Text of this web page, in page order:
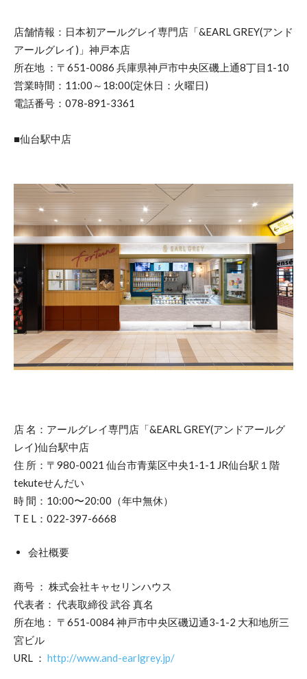
店舗情報：日本初アールグレイ専門店「&EARL GREY(アンド
アールグレイ)」神戸本店
所在地 ：〒651-0086 兵庫県神戸市中央区磯上通8丁目1-10
営業時間：11:00～18:00(定休日：火曜日)
電話番号：078-891-3361
■仙台駅中店
店 名：アールグレイ専門店「&EARL GREY(アンドアールグ
レイ)仙台駅中店
住 所：〒980-0021 仙台市青葉区中央1-1-1 JR仙台駅１階
tekuteせんだい
時 間：10:00〜20:00（年中無休）
T E L：022-397-6668
会社概要
商号 ： 株式会社キャセリンハウス
代表者： 代表取締役 武谷 真名
所在地： 〒651-0084 神戸市中央区磯辺通3-1-2 大和地所三
宮ビル
URL ： http://www.and-earlgrey.jp/